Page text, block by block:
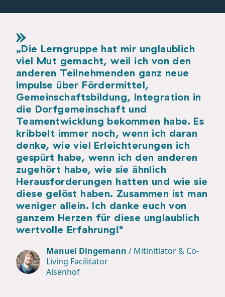
„Die Lerngruppe hat mir unglaublich
viel Mut gemacht, weil ich von den
anderen Teilnehmenden ganz neue
Impulse über Fördermittel,
Gemeinschaftsbildung, Integration in
die Dorfgemeinschaft und
Teamentwicklung bekommen habe. Es
kribbelt immer noch, wenn ich daran
denke, wie viel Erleichterungen ich
gespürt habe, wenn ich den anderen
zugehört habe, wie sie ähnlich
Herausforderungen hatten und wie sie
diese gelöst haben. Zusammen ist man
weniger allein. Ich danke euch von
ganzem Herzen für diese unglaublich
wertvolle Erfahrung!"
Manuel Dingemann / Mitinitiator & Co-
Living Facilitator
Alsenhof